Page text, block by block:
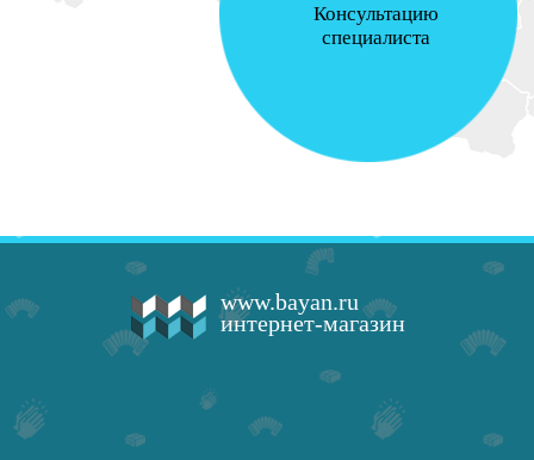
Консультацию
специалиста
www.bayan.ru
интернет-магазин